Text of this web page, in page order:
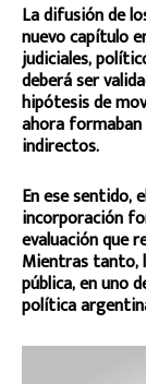
La difusión de
nuevo capítulo
judiciales,
deberá ser
hipótesis de
ahora
indirectos.
En ese sentido,
incorporación
evaluación que
Mientras tanto,
pública, en uno
política